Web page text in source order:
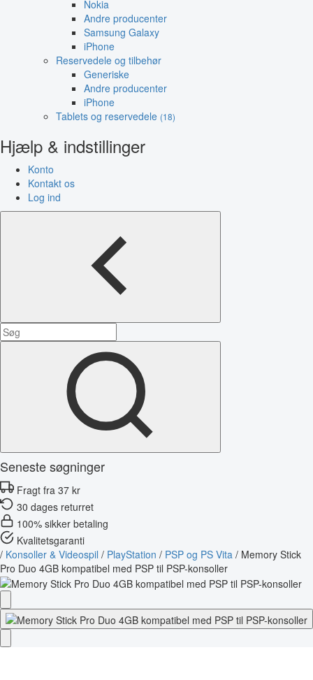
Nokia
Andre producenter
Samsung Galaxy
iPhone
Reservedele og tilbehør
Generiske
Andre producenter
iPhone
Tablets og reservedele (18)
Hjælp & indstillinger
Konto
Kontakt os
Log ind
Seneste søgninger
Fragt fra 37 kr
30 dages returret
100% sikker betaling
Kvalitetsgaranti
/ Konsoller & Videospil / PlayStation / PSP og PS Vita / Memory Stick
Pro Duo 4GB kompatibel med PSP til PSP-konsoller